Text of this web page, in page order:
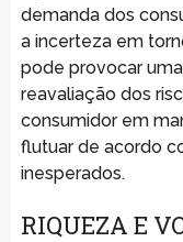
demanda dos
a incerteza em
pode provocar
reavaliação dos
consumidor em
flutuar de acordo
inesperados.
RIQUEZA E